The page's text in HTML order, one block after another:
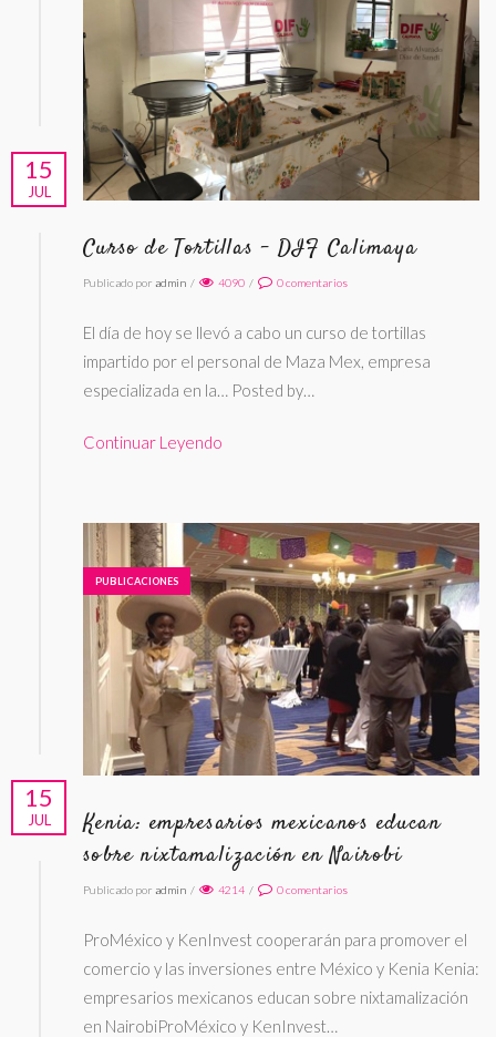
Curso de Tortillas – DIF Calimaya
Publicado por admin / 4090 / 0comentarios
El día de hoy se llevó a cabo un curso de tortillas
impartido por el personal de Maza Mex, empresa
especializada en la… Posted by…
Continuar Leyendo
15
JUL
PUBLICACIONES
Kenia: empresarios mexicanos educan
sobre nixtamalización en Nairobi
Publicado por admin / 4214 / 0comentarios
ProMéxico y KenInvest cooperarán para promover el
comercio y las inversiones entre México y Kenia Kenia:
empresarios mexicanos educan sobre nixtamalización
en NairobiProMéxico y KenInvest…
15
JUL